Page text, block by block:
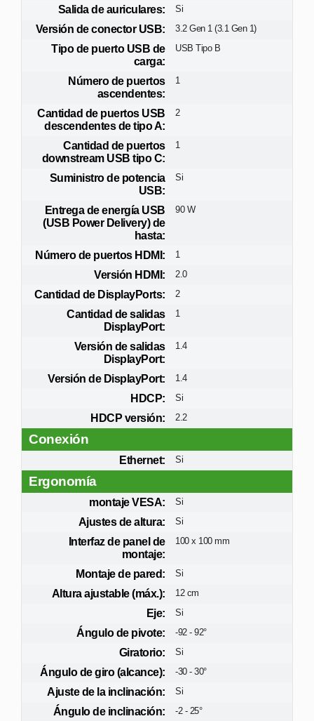
Salida de auriculares: Si
Versión de conector USB: 3.2 Gen 1 (3.1 Gen 1)
Tipo de puerto USB de
carga:
USB Tipo B
Número de puertos
ascendentes:
1
Cantidad de puertos USB
descendentes de tipo A:
2
Cantidad de puertos
downstream USB tipo C:
1
Suministro de potencia
USB:
Si
Entrega de energía USB
(USB Power Delivery) de
hasta:
90 W
Número de puertos HDMI: 1
Versión HDMI: 2.0
Cantidad de DisplayPorts: 2
Cantidad de salidas
DisplayPort:
1
Versión de salidas
DisplayPort:
1.4
Versión de DisplayPort: 1.4
HDCP: Si
HDCP versión: 2.2
Conexión
Ethernet: Si
Ergonomía
montaje VESA: Si
Ajustes de altura: Si
Interfaz de panel de
montaje:
100 x 100 mm
Montaje de pared: Si
Altura ajustable (máx.): 12 cm
Eje: Si
Ángulo de pivote: -92 - 92°
Giratorio: Si
Ángulo de giro (alcance): -30 - 30°
Ajuste de la inclinación: Si
Ángulo de inclinación: -2 - 25°